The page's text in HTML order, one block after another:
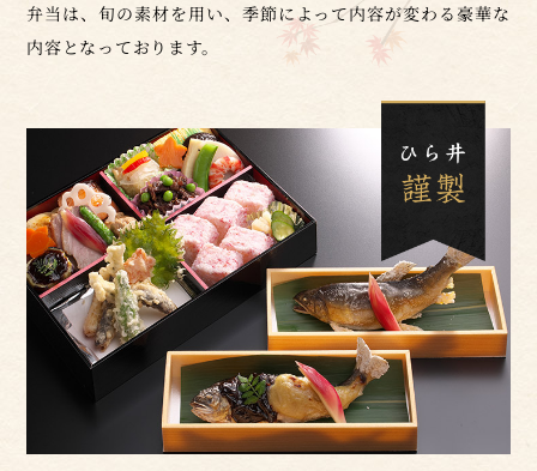
弁当は、旬の素材を用い、季節によって内容が変わる豪華な
内容となっております。